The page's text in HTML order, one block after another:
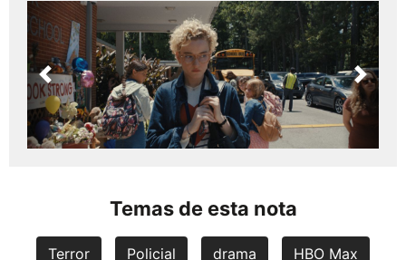
Previous Next
Temas de esta nota
Terror Policial drama HBO Max